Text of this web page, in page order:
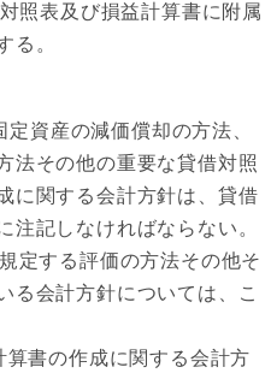
照表及び損益計算書に附属
る。
資産の減価償却の方法、
法その他の重要な貸借対照
に関する会計方針は、貸借
注記しなければならない。
定する評価の方法その他そ
る会計方針については、こ
書の作成に関する会計方